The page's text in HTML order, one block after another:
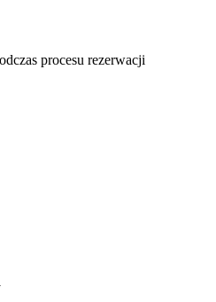
procesu rezerwacji